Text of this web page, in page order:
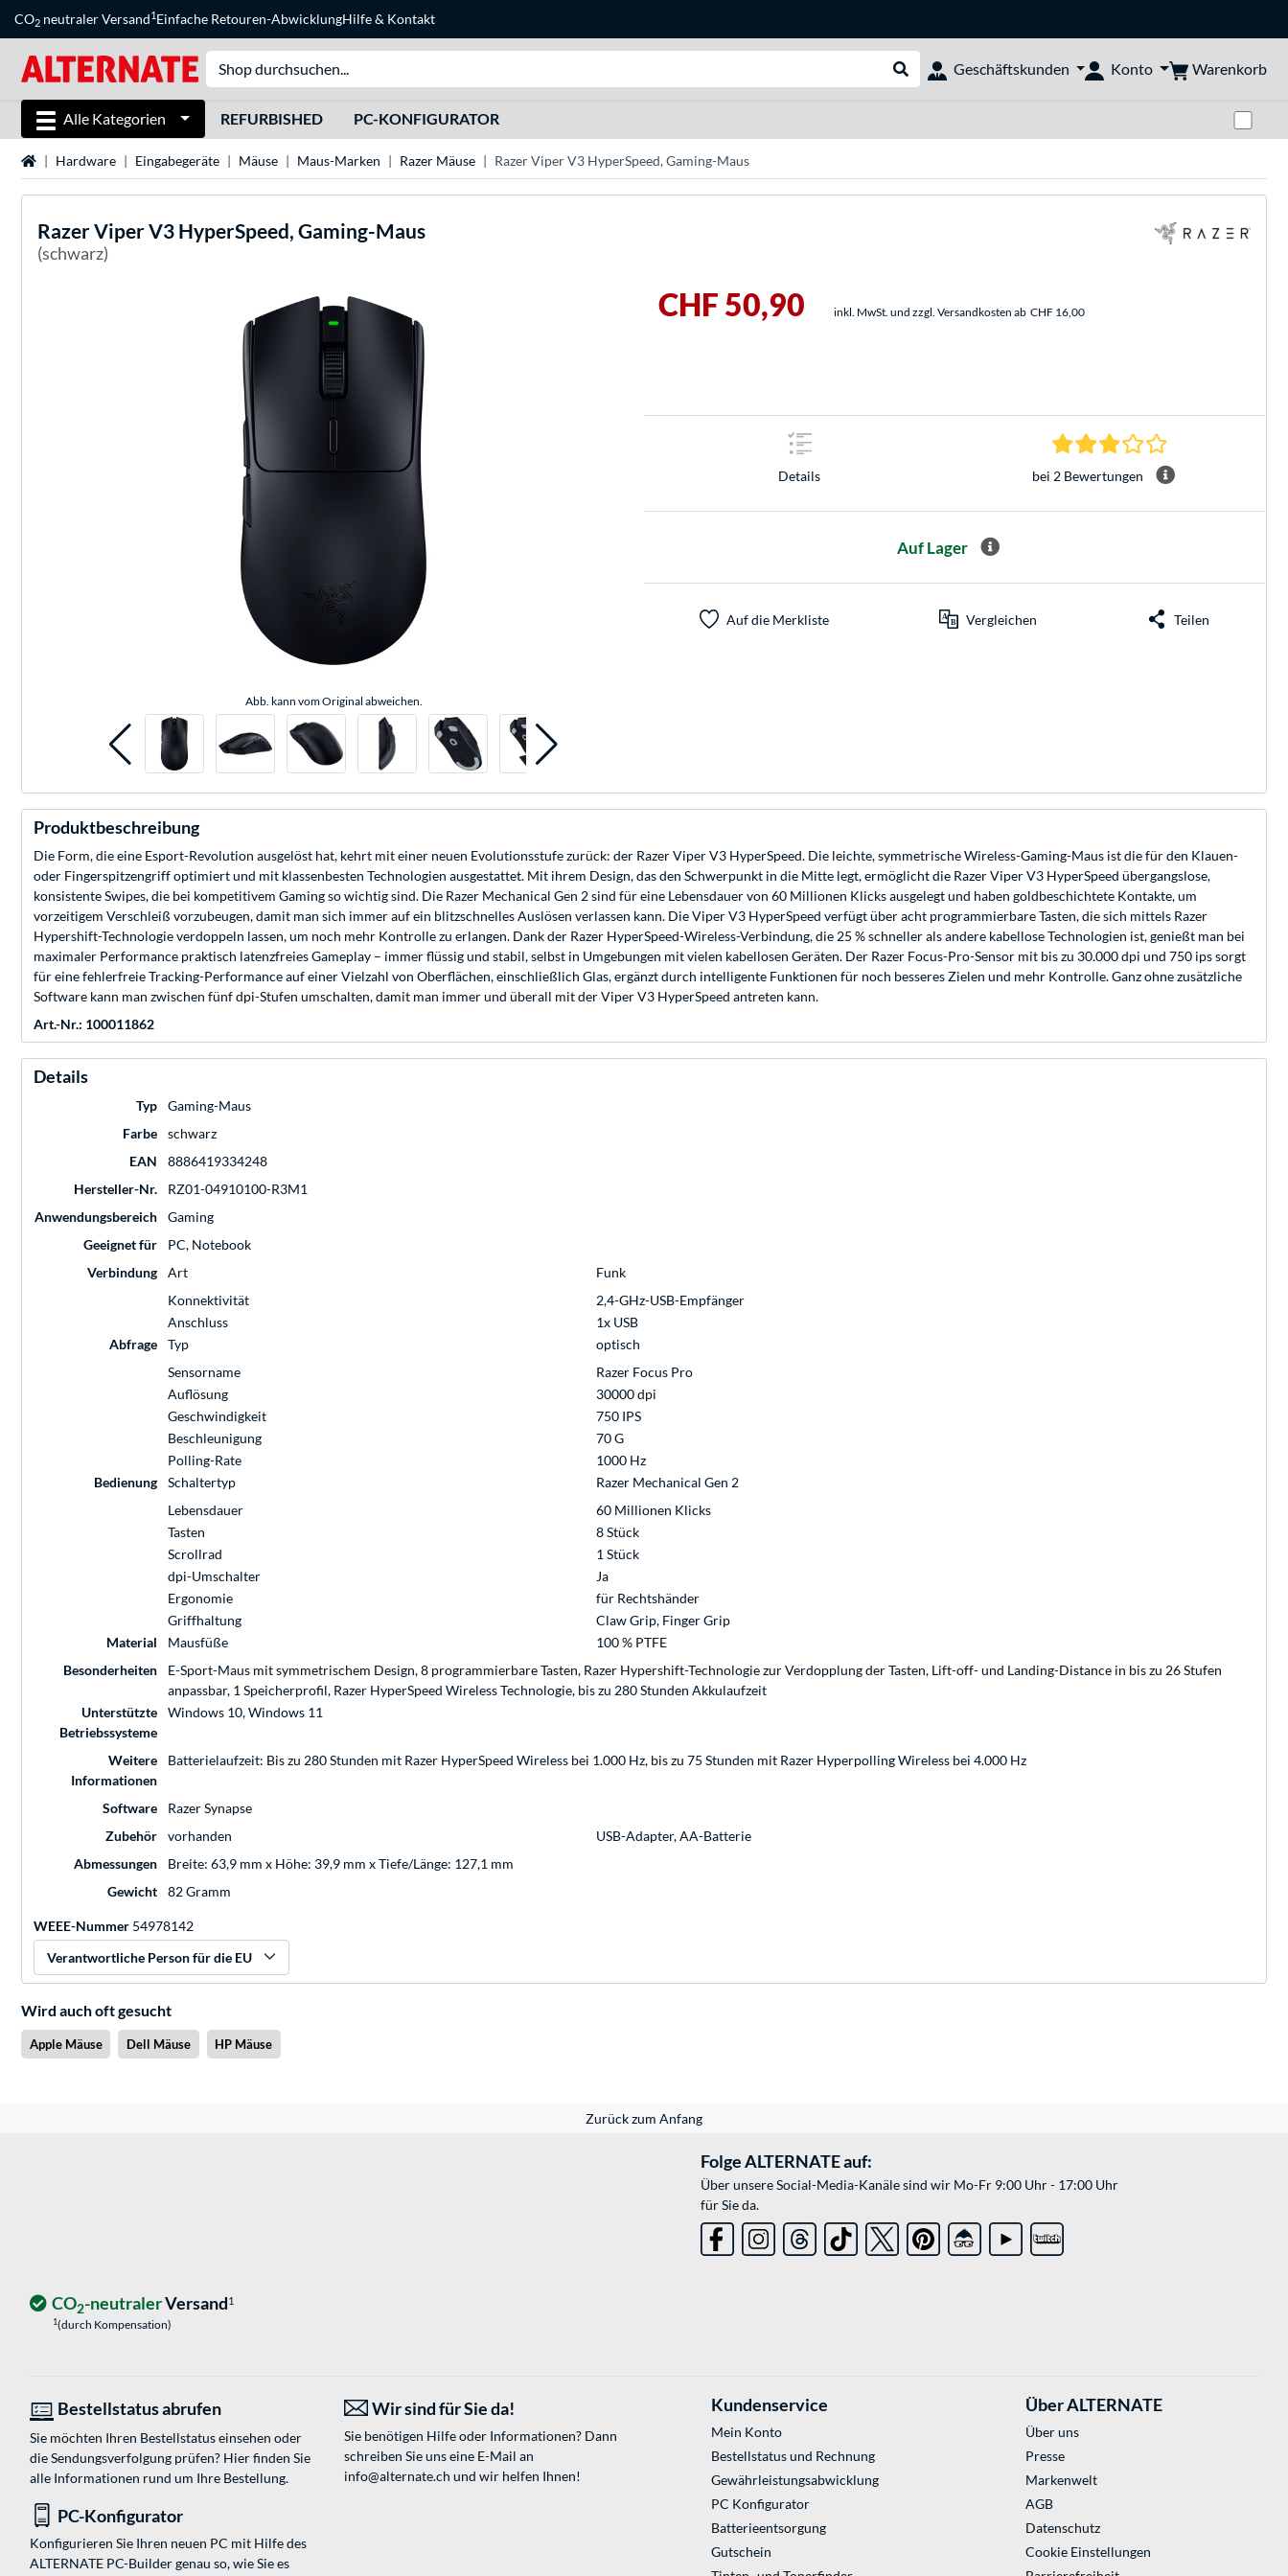
CO2 neutraler Versand1Einfache Retouren-AbwicklungHilfe& Kontakt
Suche durchführen
Geschäftskunden Konto Warenkorb
Alle Kategorien REFURBISHED PC-KONFIGURATOR
StartseiteHardware Eingabegeräte Mäuse Maus-Marken Razer Mäuse Razer Viper V3 HyperSpeed, Gaming-Maus
RazerViper V3 HyperSpeed, Gaming-Maus
(schwarz)
Abb. kann vom Original abweichen.
CHF 50,90 inkl. MwSt. und zzgl. Versandkosten ab CHF 16,00
Details
3.0 Sterne bei 2
bei 2 Bewertungen
Auf Lager
Auf die Merkliste Vergleichen Teilen
Produktbeschreibung
Die Form, die eine Esport-Revolution ausgelöst hat, kehrt mit einer neuen Evolutionsstufe zurück: der Razer Viper V3 HyperSpeed. Die leichte, symmetrische Wireless-Gaming-Maus ist die für den Klauen-
oder Fingerspitzengriff optimiert und mit klassenbesten Technologien ausgestattet. Mit ihrem Design, das den Schwerpunkt in die Mitte legt, ermöglicht die Razer Viper V3 HyperSpeed übergangslose,
konsistente Swipes, die bei kompetitivem Gaming so wichtig sind. Die Razer Mechanical Gen 2 sind für eine Lebensdauer von 60 Millionen Klicks ausgelegt und haben goldbeschichtete Kontakte, um
vorzeitigem Verschleiß vorzubeugen, damit man sich immer auf ein blitzschnelles Auslösen verlassen kann. Die Viper V3 HyperSpeed verfügt über acht programmierbare Tasten, die sich mittels Razer
Hypershift-Technologie verdoppeln lassen, um noch mehr Kontrolle zu erlangen. Dank der Razer HyperSpeed-Wireless-Verbindung, die 25 % schneller als andere kabellose Technologien ist, genießt man bei
maximaler Performance praktisch latenzfreies Gameplay – immer flüssig und stabil, selbst in Umgebungen mit vielen kabellosen Geräten. Der Razer Focus-Pro-Sensor mit bis zu 30.000 dpi und 750 ips sorgt
für eine fehlerfreie Tracking-Performance auf einer Vielzahl von Oberflächen, einschließlich Glas, ergänzt durch intelligente Funktionen für noch besseres Zielen und mehr Kontrolle. Ganz ohne zusätzliche
Software kann man zwischen fünf dpi-Stufen umschalten, damit man immer und überall mit der Viper V3 HyperSpeed antreten kann.
Art.-Nr.: 100011862
Details
Typ
Gaming-Maus
Farbe
schwarz
EAN
8886419334248
Hersteller-Nr.
RZ01-04910100-R3M1
Anwendungsbereich
Gaming
Geeignet für
PC, Notebook
Verbindung
Art
Funk
Konnektivität
2,4-GHz-USB-Empfänger
Anschluss
1x USB
Abfrage
Typ
optisch
Sensorname
Razer Focus Pro
Auflösung
30000 dpi
Geschwindigkeit
750 IPS
Beschleunigung
70 G
Polling-Rate
1000 Hz
Bedienung
Schaltertyp
Razer Mechanical Gen 2
Lebensdauer
60 Millionen Klicks
Tasten
8 Stück
Scrollrad
1 Stück
dpi-Umschalter
Ja
Ergonomie
für Rechtshänder
Griffhaltung
Claw Grip, Finger Grip
Material
Mausfüße
100 % PTFE
Besonderheiten
E-Sport-Maus mit symmetrischem Design, 8 programmierbare Tasten, Razer Hypershift-Technologie zur Verdopplung der Tasten, Lift-off- und Landing-Distance in bis zu 26 Stufen
anpassbar, 1 Speicherprofil, Razer HyperSpeed Wireless Technologie, bis zu 280 Stunden Akkulaufzeit
Unterstützte
Betriebssysteme
Windows 10, Windows 11
Weitere
Informationen
Batterielaufzeit: Bis zu 280 Stunden mit Razer HyperSpeed Wireless bei 1.000 Hz, bis zu 75 Stunden mit Razer Hyperpolling Wireless bei 4.000 Hz
Software
Razer Synapse
Zubehör
vorhanden
USB-Adapter, AA-Batterie
Abmessungen
Breite: 63,9 mm x Höhe: 39,9 mm x Tiefe/Länge: 127,1 mm
Gewicht
82 Gramm
WEEE-Nummer 54978142
Verantwortliche Person für die EU
Wird auch oft gesucht
Apple Mäuse Dell Mäuse HP Mäuse
Zurück zum Anfang
Folge ALTERNATE auf:
Über unsere Social-Media-Kanäle sind wir Mo-Fr 9:00 Uhr - 17:00 Uhr
für Sie da.
CO2-neutralerVersand1
1(durch Kompensation)
Bestellstatus abrufen
Sie möchten Ihren Bestellstatus einsehen oder
die Sendungsverfolgung prüfen? Hier finden Sie
alle Informationen rund um Ihre Bestellung.
Wir sind für Sie da!
Sie benötigen Hilfe oder Informationen? Dann
schreiben Sie uns eine E-Mail an
info@alternate.ch und wir helfen Ihnen!
PC-Konfigurator
Konfigurieren Sie Ihren neuen PC mit Hilfe des
ALTERNATE PC-Builder genau so, wie Sie es
Kundenservice
Mein Konto
Bestellstatus und Rechnung
Gewährleistungsabwicklung
PC Konfigurator
Batterieentsorgung
Gutschein
Über ALTERNATE
Über uns
Presse
Markenwelt
AGB
Datenschutz
Cookie Einstellungen